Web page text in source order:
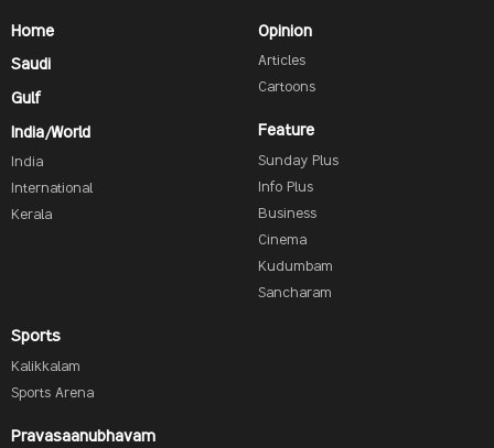
Home
Saudi
Gulf
India/World
India
International
Kerala
Opinion
Articles
Cartoons
Feature
Sunday Plus
Info Plus
Business
Cinema
Kudumbam
Sancharam
Sports
Kalikkalam
Sports Arena
Pravasaanubhavam